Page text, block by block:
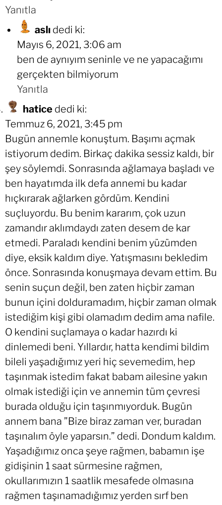
Yanıtla
aslı dedi ki:
Mayıs 6, 2021, 3:06 am
ben de aynıyım seninle ve ne yapacağımı
gerçekten bilmiyorum
Yanıtla
hatice dedi ki:
Temmuz 6, 2021, 3:45 pm
Bugün annemle konuştum. Başımı açmak
istiyorum dedim. Birkaç dakika sessiz kaldı, bir
şey söylemdi. Sonrasında ağlamaya başladı ve
ben hayatımda ilk defa annemi bu kadar
hıçkırarak ağlarken gördüm. Kendini
suçluyordu. Bu benim kararım, çok uzun
zamandır aklımdaydı zaten desem de kar
etmedi. Paraladı kendini benim yüzümden
diye, eksik kaldım diye. Yatışmasını bekledim
önce. Sonrasında konuşmaya devam ettim. Bu
senin suçun değil, ben zaten hiçbir zaman
bunun içini dolduramadım, hiçbir zaman olmak
istediğim kişi gibi olamadım dedim ama nafile.
O kendini suçlamaya o kadar hazırdı ki
dinlemedi beni. Yıllardır, hatta kendimi bildim
bileli yaşadığımız yeri hiç sevemedim, hep
taşınmak istedim fakat babam ailesine yakın
olmak istediği için ve annemin tüm çevresi
burada olduğu için taşınmıyorduk. Bugün
annem bana ”Bize biraz zaman ver, buradan
taşınalım öyle yaparsın.” dedi. Dondum kaldım.
Yaşadığımız onca şeye rağmen, babamın işe
gidişinin 1 saat sürmesine rağmen,
okullarımızın 1 saatlik mesafede olmasına
rağmen taşınamadığımız yerden sırf ben